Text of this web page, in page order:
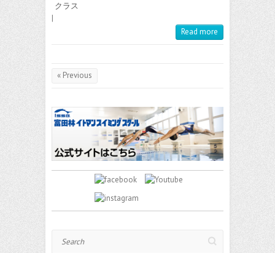
クラス
|
Read more
« Previous